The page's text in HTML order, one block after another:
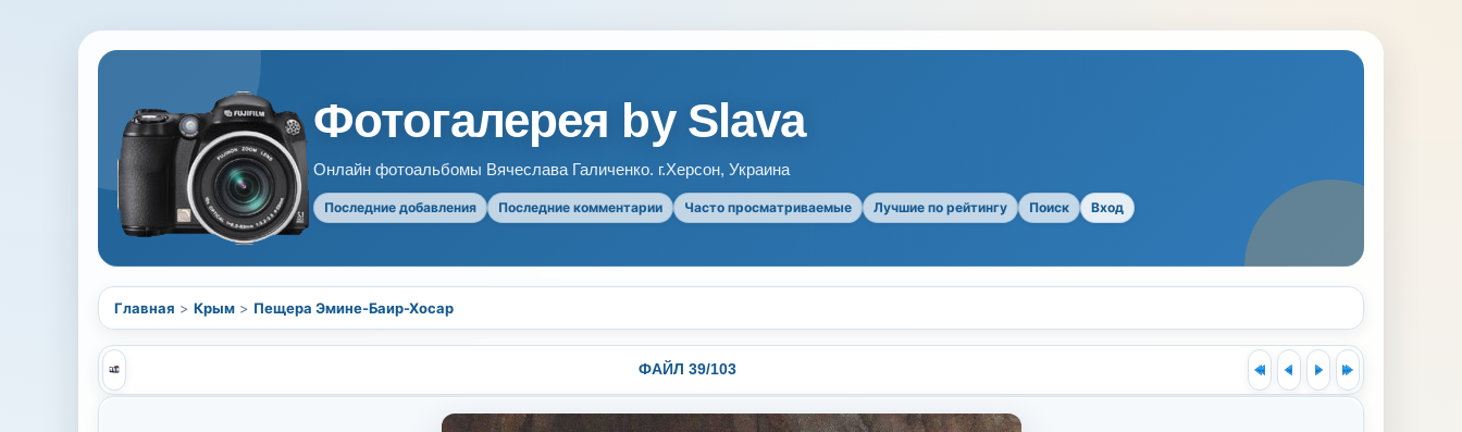
Фотогалерея by Slava
Онлайн фотоальбомы Вячеслава Галиченко. г.Херсон, Украина
Последние добавления Последние комментарии Часто просматриваемые Лучшие по рейтингу Поиск Вход
Главная > Крым > Пещера Эмине-Баир-Хосар
ФАЙЛ 39/103